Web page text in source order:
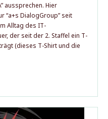
aussprechen. Hier
“a+s DialogGroup” seit
Alltag des IT-
der seit der 2. Staffel ein T-
(dieses T-Shirt und die